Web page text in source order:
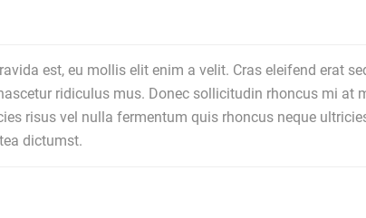
est, eu mollis elit enim a velit. Cras eleifend erat
ridiculus mus. Donec sollicitudin rhoncus mi at
risus vel nulla fermentum quis rhoncus neque
dictumst.